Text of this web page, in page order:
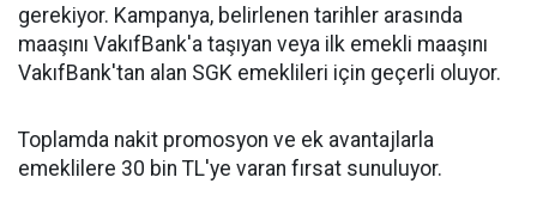
gerekiyor. Kampanya, belirlenen tarihler arasında
maaşını VakıfBank'a taşıyan veya ilk emekli maaşını
VakıfBank'tan alan SGK emeklileri için geçerli oluyor.
Toplamda nakit promosyon ve ek avantajlarla
emeklilere 30 bin TL'ye varan fırsat sunuluyor.